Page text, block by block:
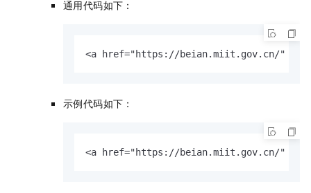
通用代码如下：
<a href="https://beian.miit.gov.cn/"
示例代码如下：
<a href="https://beian.miit.gov.cn/"